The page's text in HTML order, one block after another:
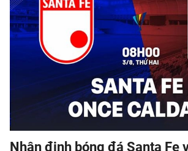
Nhận định bóng đá Santa Fe